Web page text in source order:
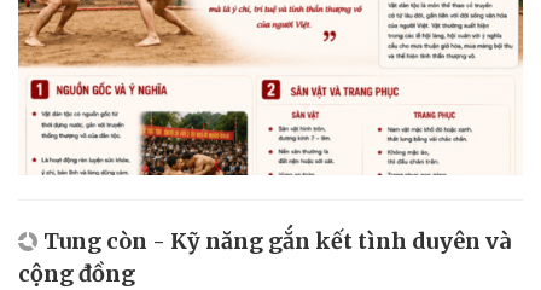
Tung còn - Kỹ năng gắn kết tình duyên và
cộng đồng